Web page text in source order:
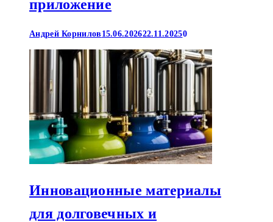
приложение
Андрей Корнилов 15.06.202622.11.20250
Инновационные материалы
для долговечных и